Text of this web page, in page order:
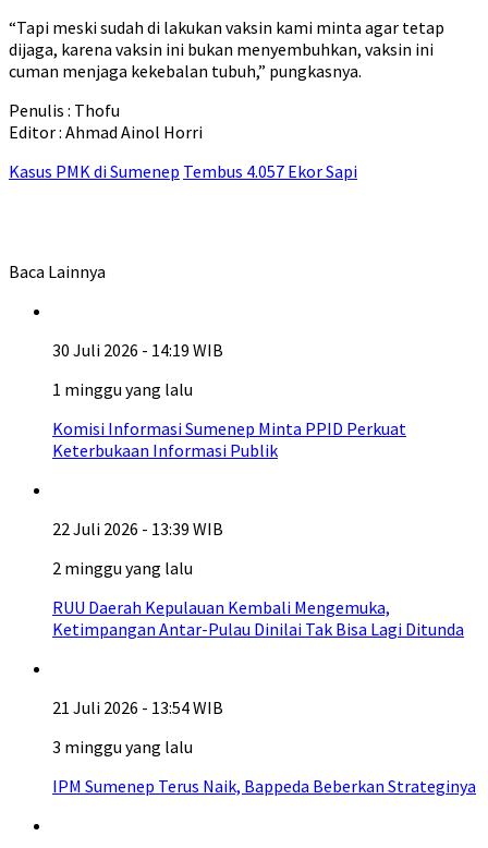
“Tapi meski sudah di lakukan vaksin kami minta agar tetap
dijaga, karena vaksin ini bukan menyembuhkan, vaksin ini
cuman menjaga kekebalan tubuh,” pungkasnya.
Penulis : Thofu
Editor : Ahmad Ainol Horri
Kasus PMK di Sumenep Tembus 4.057 Ekor Sapi
Baca Lainnya
30 Juli 2026 - 14:19 WIB
1 minggu yang lalu
Komisi Informasi Sumenep Minta PPID Perkuat
Keterbukaan Informasi Publik
22 Juli 2026 - 13:39 WIB
2 minggu yang lalu
RUU Daerah Kepulauan Kembali Mengemuka,
Ketimpangan Antar-Pulau Dinilai Tak Bisa Lagi Ditunda
21 Juli 2026 - 13:54 WIB
3 minggu yang lalu
IPM Sumenep Terus Naik, Bappeda Beberkan Strateginya